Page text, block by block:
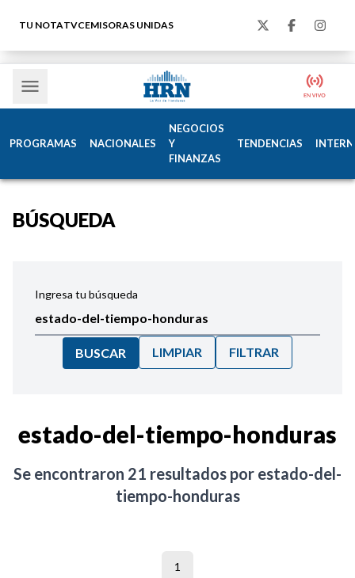
TU NOTATVCEMISORAS UNIDAS
PROGRAMAS NACIONALES
NEGOCIOS
Y
FINANZAS
TENDENCIAS
BÚSQUEDA
Ingresa tu búsqueda
BUSCAR LIMPIAR FILTRAR
estado-del-tiempo-honduras
Se encontraron 21 resultados por estado-del-
tiempo-honduras
1